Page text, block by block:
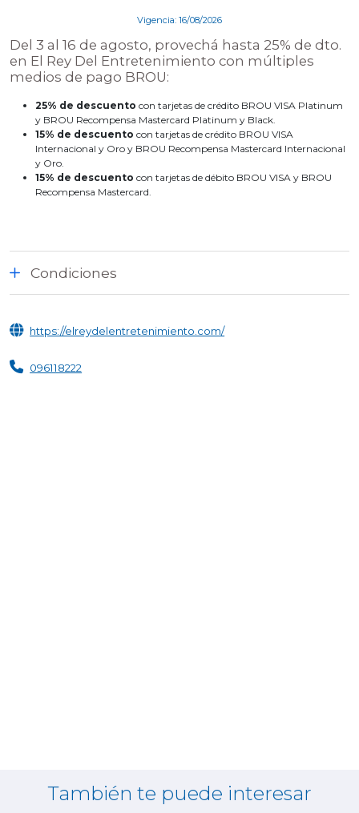
Vigencia: 16/08/2026
Del 3 al 16 de agosto, provechá hasta 25% de dto.
en El Rey Del Entretenimiento con múltiples
medios de pago BROU:
25% de descuento con tarjetas de crédito BROU VISA Platinum
y BROU Recompensa Mastercard Platinum y Black.
15% de descuento con tarjetas de crédito BROU VISA
Internacional y Oro y BROU Recompensa Mastercard Internacional
y Oro.
15% de descuento con tarjetas de débito BROU VISA y BROU
Recompensa Mastercard.
Condiciones
https://elreydelentretenimiento.com/
096118222
También te puede interesar